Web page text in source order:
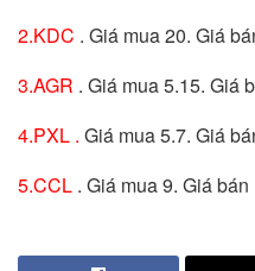
2.KDC . Giá mua 20. Giá
3.AGR . Giá mua 5.15. Giá
4.PXL . Giá mua 5.7. Giá
5.CCL . Giá mua 9. Giá